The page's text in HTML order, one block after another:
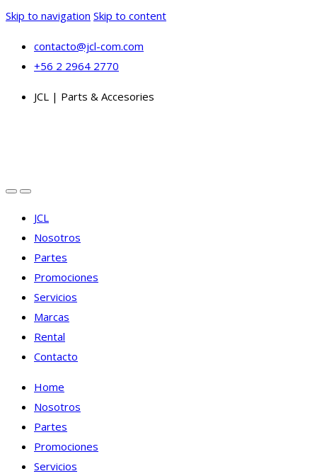
Skip to navigation Skip to content
contacto@jcl-com.com
+56 2 2964 2770
JCL | Parts & Accesories
JCL
Nosotros
Partes
Promociones
Servicios
Marcas
Rental
Contacto
Home
Nosotros
Partes
Promociones
Servicios